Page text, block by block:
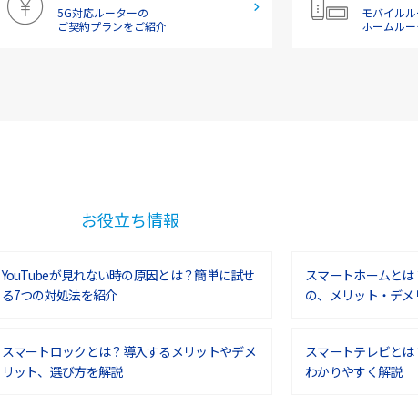
5G対応ルーターの
ご契約プランをご紹介
モバイルル
ホームル
お役立ち情報
YouTubeが見れない時の原因とは？簡単に試せ
る7つの対処法を紹介
スマートホームと
の、メリット・デ
スマートロックとは？導入するメリットやデメ
リット、選び方を解説
スマートテレビと
わかりやすく解説